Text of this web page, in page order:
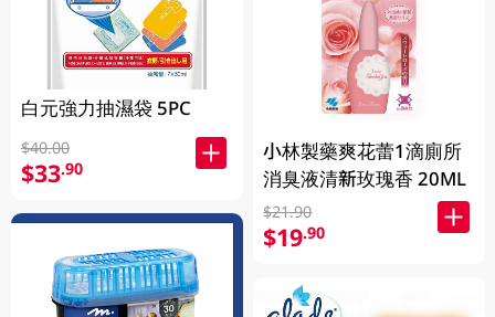
白元強力抽濕袋 5PC
$40.00
$33.90
小林製藥爽花蕾1滴廁所
消臭液清新玫瑰香 20ML
$21.90
$19.90